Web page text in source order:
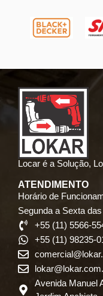
Locar é a Solução,
ATENDIMENTO
Horário de
Segunda a Sexta
+55 (11) 5566-
+55 (11) 98235-
Avenida Manuel